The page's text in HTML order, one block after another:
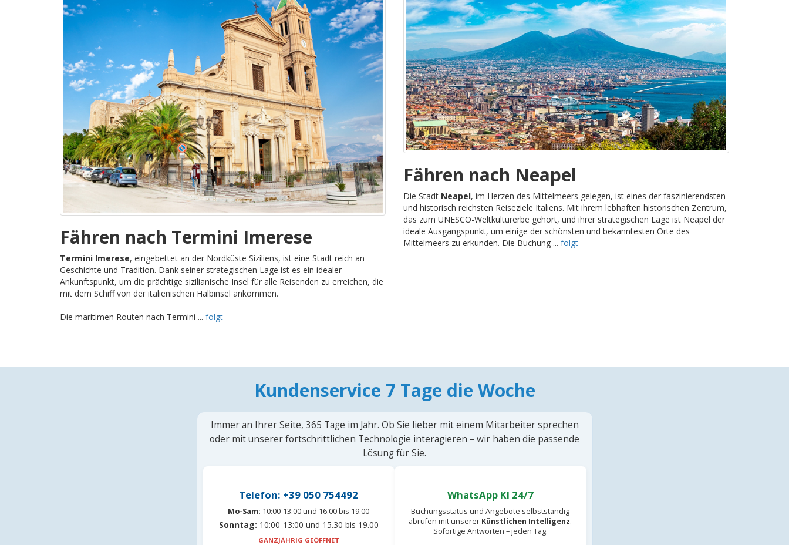
Fähren nach Termini Imerese
Termini Imerese, eingebettet an der Nordküste Siziliens, ist eine Stadt reich an
Geschichte und Tradition. Dank seiner strategischen Lage ist es ein idealer
Ankunftspunkt, um die prächtige sizilianische Insel für alle Reisenden zu erreichen, die
mit dem Schiff von der italienischen Halbinsel ankommen.
Die maritimen Routen nach Termini ... folgt
Fähren nach Neapel
Die Stadt Neapel, im Herzen des Mittelmeers gelegen, ist eines der faszinierendsten
und historisch reichsten Reiseziele Italiens. Mit ihrem lebhaften historischen Zentrum,
das zum UNESCO-Weltkulturerbe gehört, und ihrer strategischen Lage ist Neapel der
ideale Ausgangspunkt, um einige der schönsten und bekanntesten Orte des
Mittelmeers zu erkunden. Die Buchung ... folgt
Kundenservice 7 Tage die Woche
Immer an Ihrer Seite, 365 Tage im Jahr. Ob Sie lieber mit einem Mitarbeiter sprechen
oder mit unserer fortschrittlichen Technologie interagieren – wir haben die passende
Lösung für Sie.
Telefon: +39 050 754492
Mo-Sam: 10:00-13:00 und 16.00 bis 19.00
Sonntag: 10:00-13:00 und 15.30 bis 19.00
GANZJÄHRIG GEÖFFNET
WhatsApp KI 24/7
Buchungsstatus und Angebote selbstständig
abrufen mit unserer Künstlichen Intelligenz.
Sofortige Antworten – jeden Tag.